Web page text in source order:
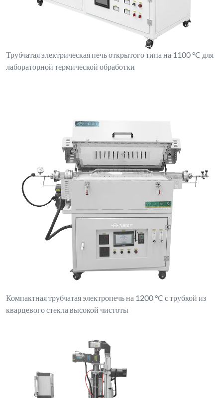
Трубчатая электрическая печь открытого типа на 1100 °C для
лабораторной термической обработки
Компактная трубчатая электропечь на 1200 °C с трубкой из
кварцевого стекла высокой чистоты